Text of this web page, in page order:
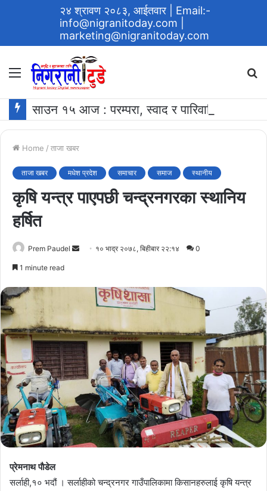
२४ श्रावण २०८३, आईतवार
| Email:-
info@nigranitoday.com
marketing@nigranitoday.com
Menu
Home / ताजा खबर
ताजा खबर मधेश प्रदेश समाचार समाज स्थानीय
कृषि यन्त्र पाएपछी चन्द्रनगरका स्थानिय
हर्षित
Prem Paudel
Send १० भाद्र २०७८, बिहीबार २२:१४ 0
1 minute read
प्रेमनाथ पाैडेल
सर्लाही,१० भदौं । सर्लाहीको चन्द्रनगर गाउँपालिकामा किसानहरुलाई कृषि यन्त्र